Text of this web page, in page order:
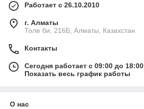
Работает с 26.10.2010
г. Алматы
Толе би, 216Б, Алматы, Казахстан
Контакты
Сегодня работает с 09:00 до 18:00
Показать весь график работы
О нас